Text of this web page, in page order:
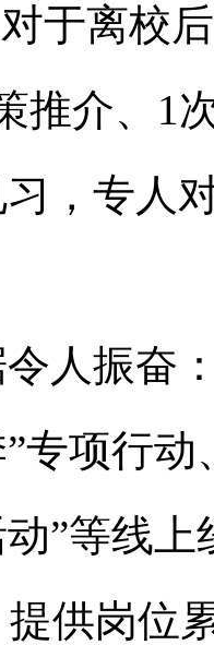
于离校
介、1
，专人
振奋：
专项行
”等线
提供岗位